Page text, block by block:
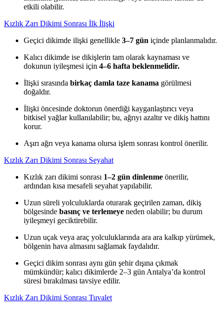
etkili olabilir.
Kızlık Zarı Dikimi Sonrası İlk İlişki
Geçici dikimde ilişki genellikle 3–7 gün içinde planlanmalıdır.
Kalıcı dikimde ise dikişlerin tam olarak kaynaması ve
dokunun iyileşmesi için 4–6 hafta beklenmelidir.
İlişki sırasında birkaç damla taze kanama görülmesi
doğaldır.
İlişki öncesinde doktorun önerdiği kayganlaştırıcı veya
bitkisel yağlar kullanılabilir; bu, ağrıyı azaltır ve dikiş hattını
korur.
Aşırı ağrı veya kanama olursa işlem sonrası kontrol önerilir.
Kızlık Zarı Dikimi Sonrası Seyahat
Kızlık zarı dikimi sonrası 1–2 gün dinlenme önerilir,
ardından kısa mesafeli seyahat yapılabilir.
Uzun süreli yolculuklarda oturarak geçirilen zaman, dikiş
bölgesinde basınç ve terlemeye neden olabilir; bu durum
iyileşmeyi geciktirebilir.
Uzun uçak veya araç yolculuklarında ara ara kalkıp yürümek,
bölgenin hava almasını sağlamak faydalıdır.
Geçici dikim sonrası aynı gün şehir dışına çıkmak
mümkündür; kalıcı dikimlerde 2–3 gün Antalya’da kontrol
süresi bırakılması tavsiye edilir.
Kızlık Zarı Dikimi Sonrası Tuvalet